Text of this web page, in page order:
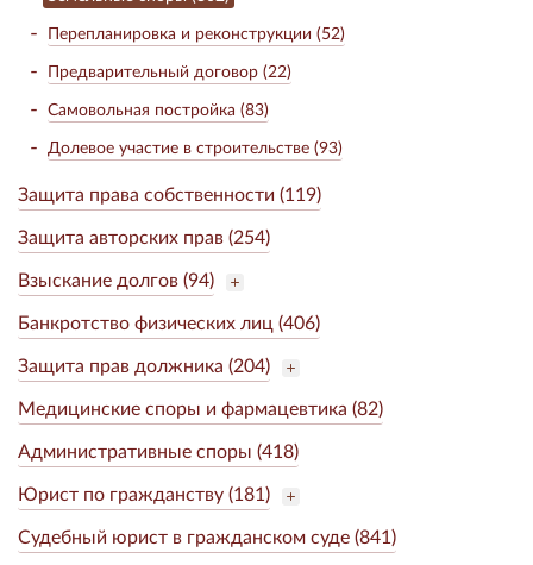
Перепланировка и реконструкции (52)
Предварительный договор (22)
Самовольная постройка (83)
Долевое участие в строительстве (93)
Защита права собственности (119)
Защита авторских прав (254)
Взыскание долгов (94)
Банкротство физических лиц (406)
Защита прав должника (204)
Медицинские споры и фармацевтика (82)
Административные споры (418)
Юрист по гражданству (181)
Судебный юрист в гражданском суде (841)